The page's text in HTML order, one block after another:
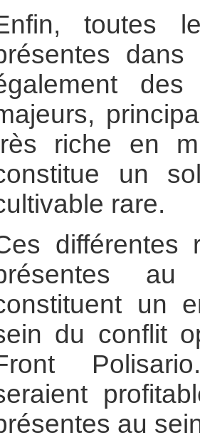
toutes
des
riche en
un
rare.
différentes
au
un
du conflit
au